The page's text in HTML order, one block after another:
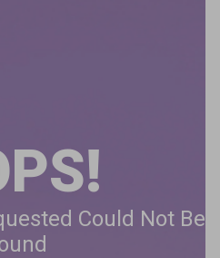
Could Not Be